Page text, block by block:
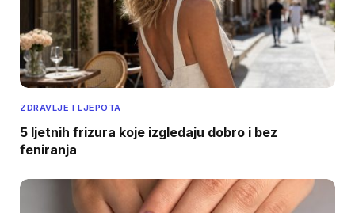
ZDRAVLJE I LJEPOTA
5 ljetnih frizura koje izgledaju dobro i bez
feniranja